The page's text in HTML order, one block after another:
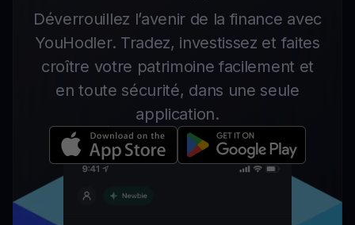
Déverrouillez l’avenir de la finance avec
YouHodler. Tradez, investissez et faites
croître votre patrimoine facilement et
en toute sécurité, dans une seule
application.